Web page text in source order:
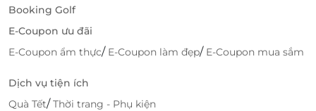
Booking Golf
E-Coupon ưu đãi
E-Coupon ẩm thực/ E-Coupon làm đẹp/ E-Coupon mua sắm
Dịch vụ tiện ích
Quà Tết/Thời trang - Phụ kiện